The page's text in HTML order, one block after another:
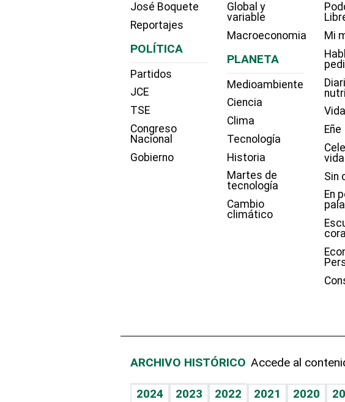
José Boquete
Reportajes
POLÍTICA
Partidos
JCE
TSE
Congreso
Nacional
Gobierno
Global y
variable
Macroeconomia
PLANETA
Medioambiente
Ciencia
Clima
Tecnología
Historia
Martes de
tecnología
Cambio
climático
Mi
Eñe
vida
Sin
En
ARCHIVO HISTÓRICO Accede al
2024 2023 2022 2021 2020